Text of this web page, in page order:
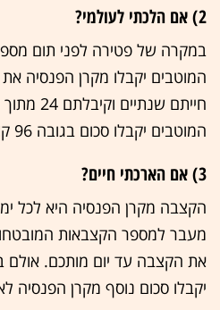
2) אם הלכתי לעולמי?
במקרה של פטירה לפני תום
המוטבים יקבלו מקרן הפנסיה
המוטבים יקבלו סכום בגובה 96 קצבאות.
3) אם הארכתי חיים?
הקצבה מקרן הפנסיה היא לכל
מעבר למספר הקצבאות
את הקצבה עד יום מותכם. אולם
יקבלו סכום נוסף מקרן הפנסיה